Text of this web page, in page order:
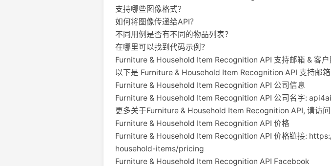
支持哪些图像格式？
如何将图像传递给API？
不同用例是否有不同的物品列表？
在哪里可以找到代码示例？
Furniture & Household Item Recognition API 支持邮箱 & 客
以下是 Furniture & Household Item Recognition API 支持邮
Furniture & Household Item Recognition API 公司信息
Furniture & Household Item Recognition API 公司名字:
更多关于Furniture & Household Item Recognition API, 请
Furniture & Household Item Recognition API 价格
Furniture & Household Item Recognition API 价格链接:
household-items/pricing
Furniture & Household Item Recognition API Facebook